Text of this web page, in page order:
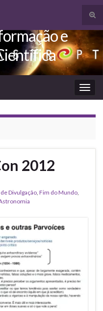
e
2012
Divulgação, Fim do Mundo,